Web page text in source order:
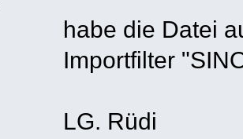
habe die Datei
Importfilter
LG. Rüdi